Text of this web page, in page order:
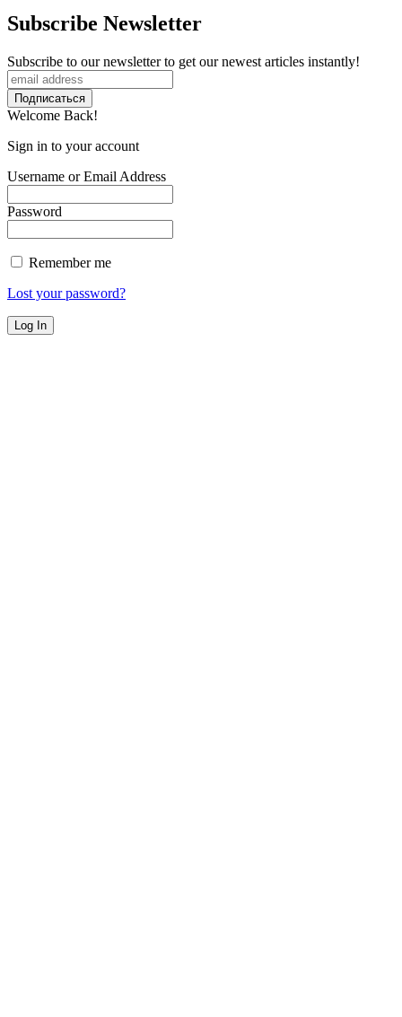
Subscribe Newsletter
Subscribe to our newsletter to get our newest articles instantly!
Welcome Back!
Sign in to your account
Username or Email Address
Password
Remember me
Lost your password?